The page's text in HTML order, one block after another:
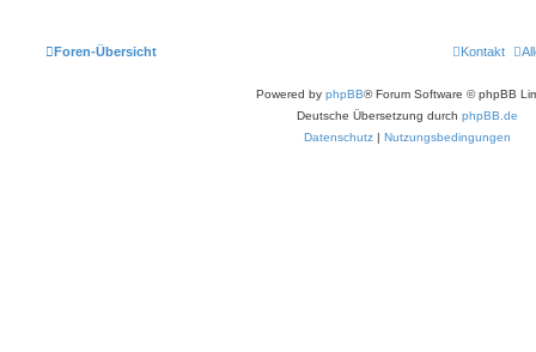
Foren-Übersicht Kontakt
Powered by phpBB® Forum Software © phpBB
Deutsche Übersetzung durch phpBB.de
Datenschutz
Nutzungsbedingungen